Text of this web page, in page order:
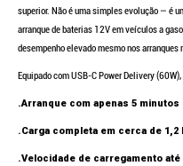
superior. Não é uma simples evolução — é
arranque de baterias 12V em veículos a
desempenho elevado mesmo nos arranques
Equipado com USB-C Power Delivery
.Arranque com apenas 5 minutos
.Carga completa em cerca de 1,2
.Velocidade de carregamento até